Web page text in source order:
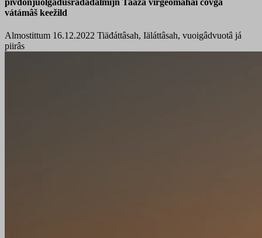
vátámâš keežild
Almostittum 16.12.2022 Tiäđáttâsah, Iäláttâsah, vuoigâdvuotâ já
piirâs